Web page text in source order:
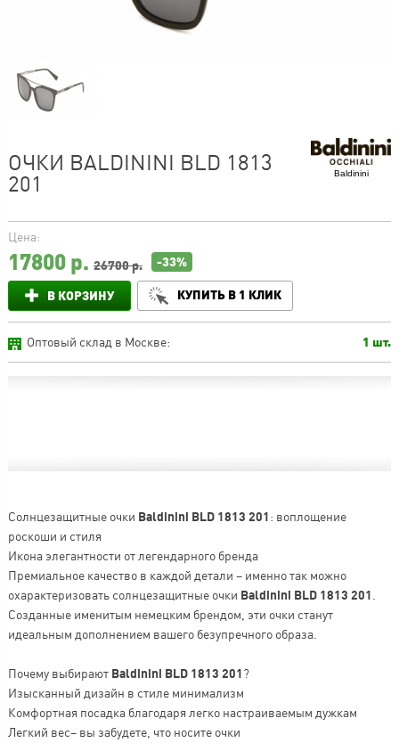
Baldinini
ОЧКИ BALDININI BLD 1813
201
Цена:
17800р. 26700 р. -33%
В КОРЗИНУ КУПИТЬ В 1 КЛИК
Оптовый склад в Москве: 1 шт.
Солнцезащитные очки Baldinini BLD 1813 201: воплощение
роскоши и стиля
Икона элегантности от легендарного бренда
Премиальное качество в каждой детали – именно так можно
охарактеризовать солнцезащитные очки Baldinini BLD 1813 201.
Созданные именитым немецким брендом, эти очки станут
идеальным дополнением вашего безупречного образа.
Почему выбирают Baldinini BLD 1813 201?
Изысканный дизайн в стиле минимализм
Комфортная посадка благодаря легко настраиваемым дужкам
Легкий вес– вы забудете, что носите очки